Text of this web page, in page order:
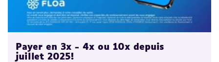
Payer en 3x - 4x ou 10x depuis
juillet 2025!